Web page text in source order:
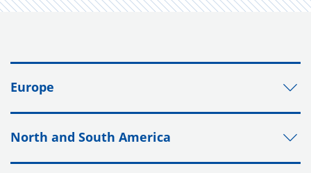
Europe
North and South America